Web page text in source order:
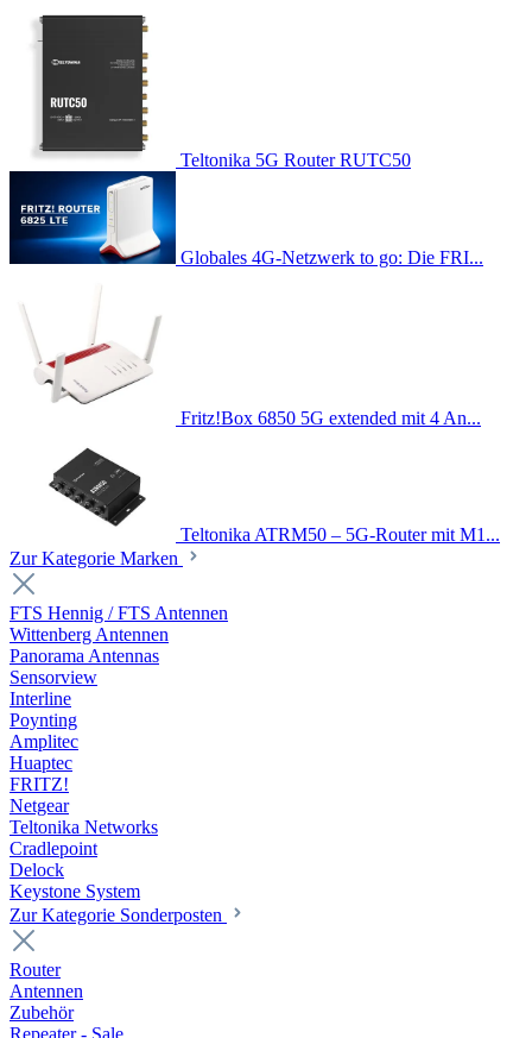
Teltonika 5G Router RUTC50
Globales 4G-Netzwerk to go: Die FRI...
Fritz!Box 6850 5G extended mit 4 An...
Teltonika ATRM50 – 5G-Router mit M1...
Zur Kategorie Marken
FTS Hennig / FTS Antennen
Wittenberg Antennen
Panorama Antennas
Sensorview
Interline
Poynting
Amplitec
Huaptec
FRITZ!
Netgear
Teltonika Networks
Cradlepoint
Delock
Keystone System
Zur Kategorie Sonderposten
Router
Antennen
Zubehör
Repeater - Sale